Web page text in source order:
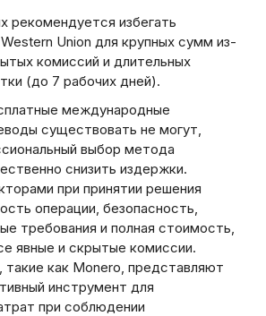
рекомендуется избегать
Union для крупных сумм из-
комиссий и длительных
(до 7 рабочих дней).
международные
существовать не могут,
выбор метода
снизить издержки.
при принятии решения
операции, безопасность,
требования и полная стоимость,
явные и скрытые комиссии.
как Monero, представляют
инструмент для
при соблюдении